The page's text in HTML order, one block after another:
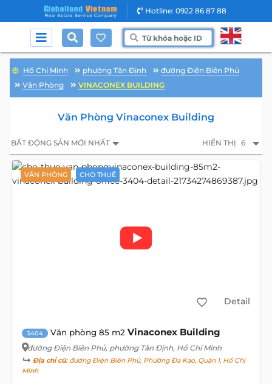
Hotline: 0922 86 87 88
Hồ Chí Minh phường Tân Định
đường Điện Biên Phủ
Văn Phòng
VINACONEX BUILDING
Văn Phòng Vinaconex Building
BẤT ĐỘNG SẢN MỚI NHẤT HIỂN THỊ 6
VĂN PHÒNG CHO THUÊ
Detail
3404 Văn phòng 85 m2 Vinaconex Building
đường Điện Biên Phủ, phường Tân Định, Hồ Chí Minh
Địa chỉ cũ:đường Điện Biên Phủ, Phường Đa Kao, Quận 1, Hồ Chí
Minh